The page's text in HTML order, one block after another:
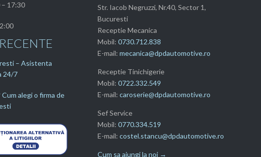
– 17:30
– Asistenta
24/7
alegi o firma de
Str. Iacob Negruzzi, Nr.40, Sector 1,
Bucuresti
Receptie Mecanica
Mobil: 0730.712.838
E-mail: mecanica@dpdautomotive.ro
Receptie Tinichigerie
Mobil: 0722.332.549
E-mail: caroserie@dpdautomotive.ro
Sef Service
Mobil: 0770.334.519
E-mail: costel.stancu@dpdautomotive.ro
Cum sa ajungi la noi →